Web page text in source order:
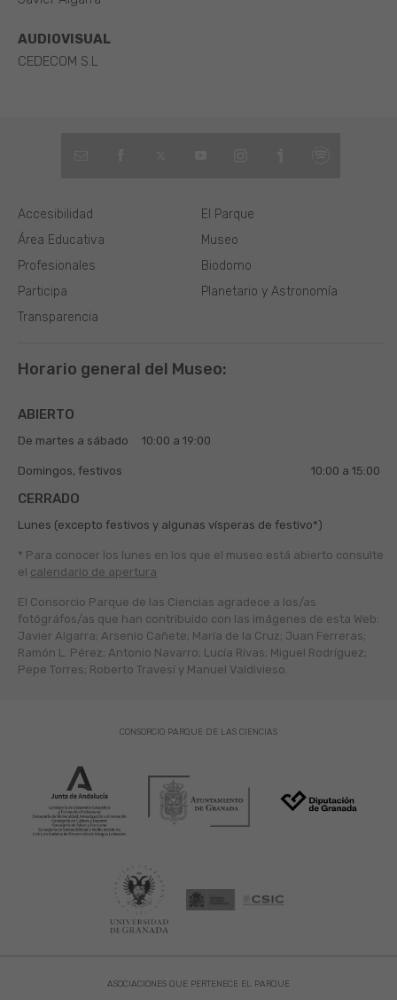
AUDIOVISUAL
CEDECOM S.L
El Parque
Museo
Biodomo
Planetario y Astronomía
Área Educativa
Profesionales
Participa
Transparencia
Accesibilidad
Horario general del Museo:
ABIERTO
De martes a sábado 10:00 a 19:00
Domingos, festivos 10:00 a 15:00
CERRADO
Lunes (excepto festivos y algunas vísperas de festivo*)
* Para conocer los lunes en los que el museo está abierto consulte
el calendario de apertura
El Consorcio Parque de las Ciencias agradece a los/as
fotógráfos/as que han contribuido con las imágenes de esta Web:
Javier Algarra; Arsenio Cañete; María de la Cruz; Juan Ferreras;
Ramón L. Pérez; Antonio Navarro; Lucía Rivas; Miguel Rodríguez;
Pepe Torres; Roberto Travesí y Manuel Valdivieso.
ASOCIACIONES QUE PERTENECE EL PARQUE
CONSORCIO PARQUE DE LAS CIENCIAS